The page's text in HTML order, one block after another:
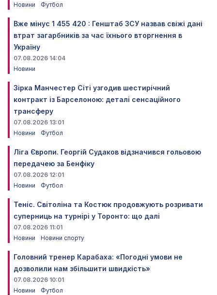
Новини
Футбол
Вже мінус 1 455 420 : Генштаб ЗСУ назвав свіжі дані
втрат загарбників за час їхнього вторгнення в
Україну
07.08.2026 14:04
Новини
Зірка Манчестер Сіті узгодив шестирічний
контракт із Барселоною: деталі сенсаційного
трансферу
07.08.2026 13:01
Новини
Футбол
Ліга Європи. Георгій Судаков відзначився гольовою
передачею за Бенфіку
07.08.2026 12:01
Новини
Футбол
Теніс. Світоліна та Костюк продовжують розривати
суперниць на турнірі у Торонто: що далі
07.08.2026 11:01
Новини
Новини спорту
Головний тренер Карабаха: «Погодні умови не
дозволили нам збільшити швидкість»
07.08.2026 10:01
Новини
Футбол